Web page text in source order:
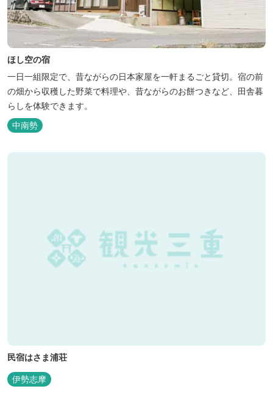
ほし空の宿
一日一組限定で、昔ながらの日本家屋を一軒まるごと貸切。宿の前
の畑から収穫した野菜で料理や、昔ながらのお餅つきなど、田舎暮
らしを体験できます。
中南勢
民宿はさま浦荘
伊勢志摩